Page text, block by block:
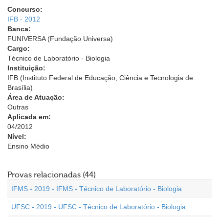
Concurso:
IFB - 2012
Banca:
FUNIVERSA (Fundação Universa)
Cargo:
Técnico de Laboratório - Biologia
Instituição:
IFB (Instituto Federal de Educação, Ciência e Tecnologia de
Brasília)
Área de Atuação:
Outras
Aplicada em:
04/2012
Nível:
Ensino Médio
Provas relacionadas (44)
IFMS - 2019 - IFMS - Técnico de Laboratório - Biologia
UFSC - 2019 - UFSC - Técnico de Laboratório - Biologia